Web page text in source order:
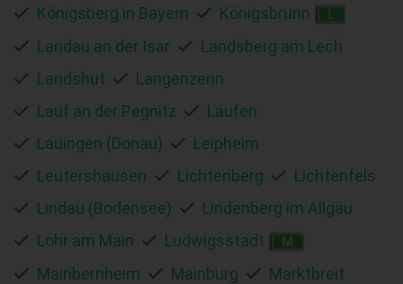
Königsberg in Bayern
Königsbrunn
Landau an der Isar
Landsberg am Lech
Landshut
Langenzenn
Lauf an der Pegnitz
Laufen
Lauingen (Donau)
Leipheim
Leutershausen
Lichtenberg
Lichtenfels
Lindau (Bodensee)
Lindenberg im Allgäu
Lohr am Main
Ludwigsstadt M
Mainbernheim Mainburg
Marktbreit